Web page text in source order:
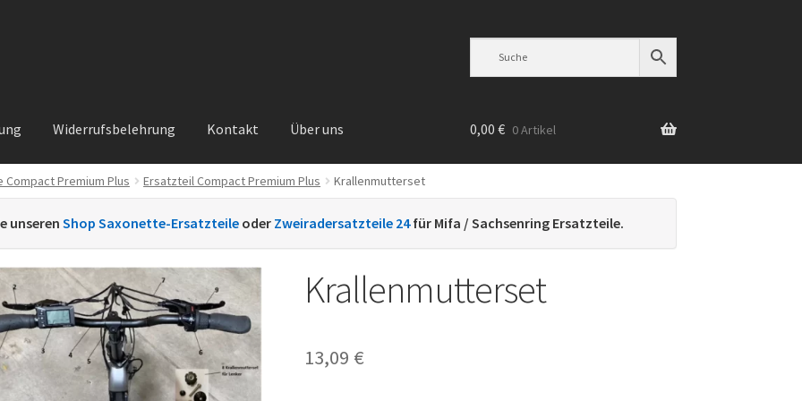
Widerrufsbelehrung Kontakt Über uns
KontaktSachs ErsatzteileSachsteileÜber unsVertrag widerrufen
0,00 € 0 Artikel
Compact Premium Plus Ersatzteil Compact Premium Plus Krallenmutterset
unseren Shop Saxonette-Ersatzteile oder Zweiradersatzteile 24für Mifa / Sachsenring Ersatzteile.
Krallenmutterset
13,09 €